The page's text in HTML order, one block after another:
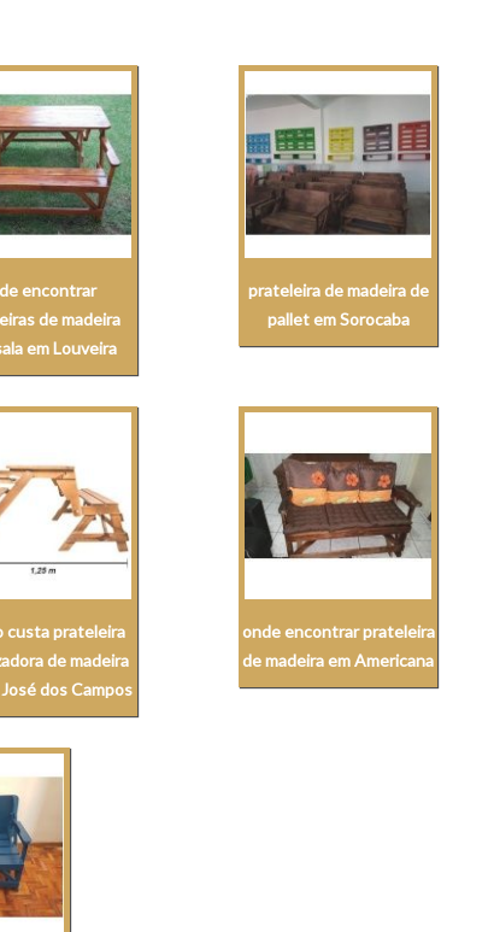
encontrar
de madeira
em Louveira
prateleira de madeira de
pallet em Sorocaba
custa prateleira
de madeira
dos Campos
onde encontrar prateleira
de madeira em Americana